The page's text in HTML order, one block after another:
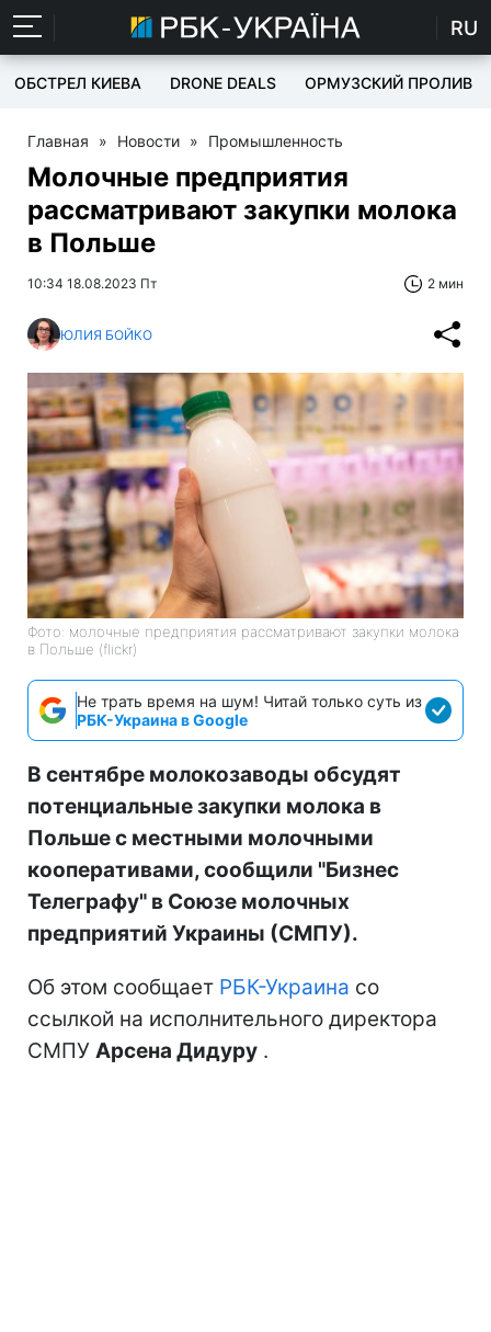
RU
ОБСТРЕЛ КИЕВА DRONE DEALS ОРМУЗСКИЙ ПРОЛИВ
Главная » Новости » Промышленность
Молочные предприятия
рассматривают закупки молока
в Польше
10:34 18.08.2023 Пт 2 мин
ЮЛИЯ БОЙКО
Фото: молочные предприятия рассматривают закупки молока
в Польше (flickr)
Не трать время на шум! Читай только суть из
РБК-Украина в Google
В сентябре молокозаводы обсудят
потенциальные закупки молока в
Польше с местными молочными
кооперативами, сообщили "Бизнес
Телеграфу" в Союзе молочных
предприятий Украины (СМПУ).
Об этом сообщает РБК-Украина со
ссылкой на исполнительного директора
СМПУ Арсена Дидуру .